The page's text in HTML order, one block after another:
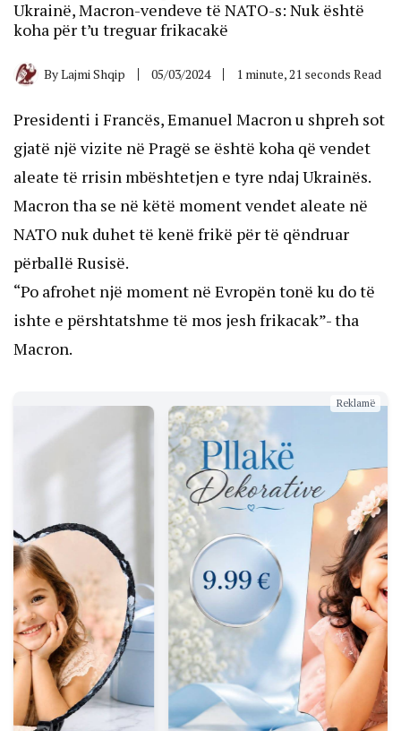
Ukrainë, Macron-vendeve të NATO-s: Nuk është
koha për t’u treguar frikacakë
ByLajmi Shqip 05/03/2024 1 minute, 21 seconds Read
Presidenti i Francës, Emanuel Macron u shpreh sot
gjatë një vizite në Pragë se është koha që vendet
aleate të rrisin mbështetjen e tyre ndaj Ukrainës.
Macron tha se në këtë moment vendet aleate në
NATO nuk duhet të kenë frikë për të qëndruar
përballë Rusisë.
“Po afrohet një moment në Evropën tonë ku do të
ishte e përshtatshme të mos jesh frikacak”- tha
Macron.
Reklamë